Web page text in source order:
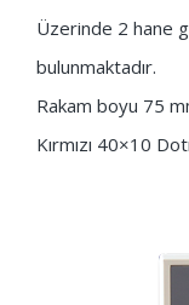
Üzerinde 2 hane
bulunmaktadır.
Rakam boyu 75
Kırmızı 40×10